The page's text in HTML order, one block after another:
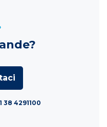
38 4291100